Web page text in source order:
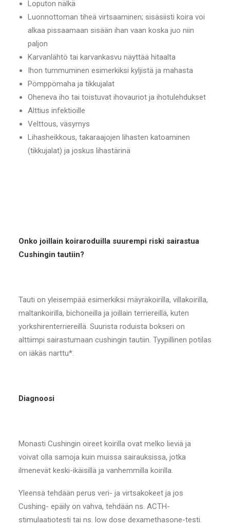
Loputon nälkä
Luonnottoman tiheä virtsaaminen; sisäsiisti koira voi
alkaa pissaamaan sisään ihan vaan koska juo niin
paljon
Karvanlähtö tai karvankasvu näyttää hitaalta
Ihon tummuminen esimerkiksi kyljistä ja mahasta
Pömppömaha ja tikkujalat
Oheneva iho tai toistuvat ihovauriot ja ihotulehdukset
Alttius infektioille
Velttous, väsymys
Lihasheikkous, takaraajojen lihasten katoaminen
(tikkujalat) ja joskus lihastärinä
Onko joillain koiraroduilla suurempi riski sairastua
Cushingin tautiin?
Tauti on yleisempää esimerkiksi mäyräkoirilla, villakoirilla,
maltankoirilla, bichoneilla ja joillain terriereillä, kuten
yorkshirenterriereillä. Suurista roduista bokseri on
alttiimpi sairastumaan cushingin tautiin. Tyypillinen potilas
on iäkäs narttu*.
Diagnoosi
Monasti Cushingin oireet koirilla ovat melko lieviä ja
voivat olla samoja kuin muissa sairauksissa, jotka
ilmenevät keski-ikäisillä ja vanhemmilla koirilla.
Yleensä tehdään perus veri- ja virtsakokeet ja jos
Cushing- epäily on vahva, tehdään ns. ACTH-
stimulaatiotesti tai ns. low dose dexamethasone-testi.